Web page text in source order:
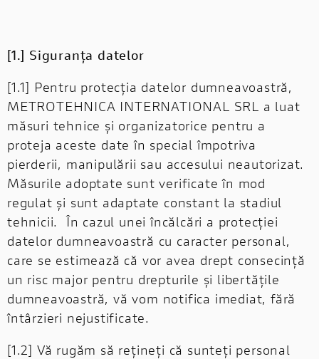
[1.] Siguranța datelor
[1.1] Pentru protecția datelor dumneavoastră,
METROTEHNICA INTERNATIONAL SRL a luat
măsuri tehnice și organizatorice pentru a
proteja aceste date în special împotriva
pierderii, manipulării sau accesului neautorizat.
Măsurile adoptate sunt verificate în mod
regulat și sunt adaptate constant la stadiul
tehnicii. În cazul unei încălcări a protecției
datelor dumneavoastră cu caracter personal,
care se estimează că vor avea drept consecință
un risc major pentru drepturile și libertățile
dumneavoastră, vă vom notifica imediat, fără
întârzieri nejustificate.
[1.2] Vă rugăm să rețineți că sunteți personal